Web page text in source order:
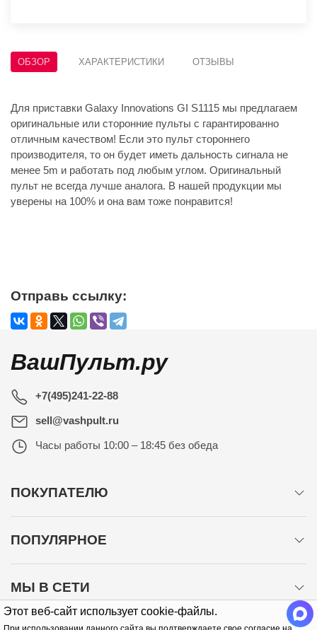
Этот веб-сайт использует cookie-файлы.
ОБЗОР ХАРАКТЕРИСТИКИ ОТЗЫВЫ
Для приставки Galaxy Innovations GI S1115 мы предлагаем
оригинальные или сторонние пульты с гарантированно
отличным качеством! Если это пульт стороннего
производителя, то он будет иметь дальность сигнала не
менее 5m и работать под любым углом. Оригинальный
пульт не всегда лучше аналога. В нашей продукции мы
уверены на 100% и она вам тоже понравится!
Отправь ссылку:
ВашПульт.ру
+7(495)241-22-88
sell@vashpult.ru
Часы работы 10:00 – 18:45 без обеда
ПОКУПАТЕЛЮ
ПОПУЛЯРНОЕ
МЫ В СЕТИ